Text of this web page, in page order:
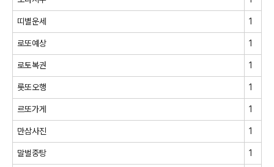
띠별운세 1
로또예상 1
로토복권 1
롯또오행 1
르또가게 1
만삼사진 1
말벌중탕 1